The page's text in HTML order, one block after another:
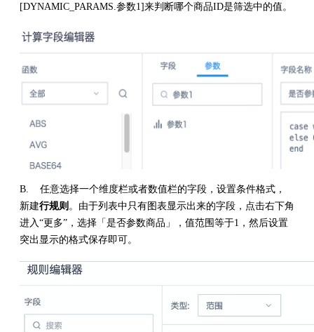
[DYNAMIC_PARAMS.参数1]来判断哪个商品ID是筛选中的值。
B. 任意选择一个维度栏或者数值栏的字段，设置条件格式，
新建行规则 。由于列表中只有图表显示出来的字段，点击右下角
进入“更多”，选择「是否参数商品」，值范围等于1，然后设置
突出显示的格式保存即可。